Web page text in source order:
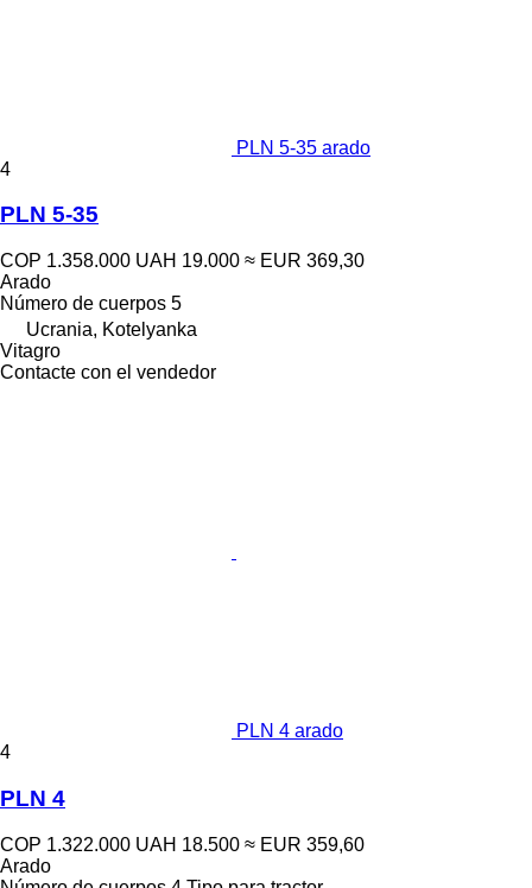
PLN 5-35 arado
4
PLN 5-35
COP 1.358.000 UAH 19.000 ≈ EUR 369,30
Arado
Número de cuerpos 5
Ucrania, Kotelyanka
Vitagro
Contacte con el vendedor
PLN 4 arado
4
PLN 4
COP 1.322.000 UAH 18.500 ≈ EUR 359,60
Arado